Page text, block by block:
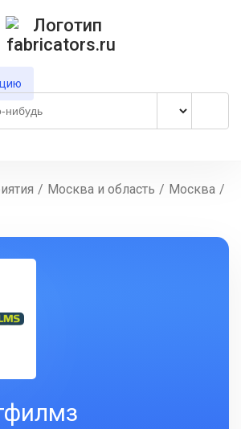
/ Москва и область / Москва /